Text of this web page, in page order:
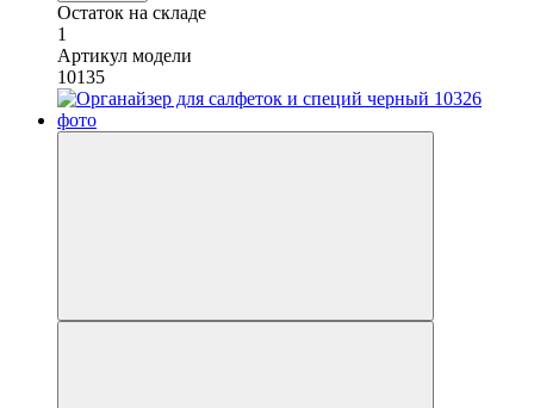
Остаток на складе
1
Артикул модели
10135